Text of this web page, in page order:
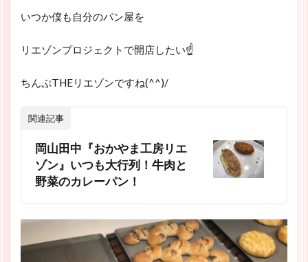
いつか僕も自分のパン屋を
リエゾンプロジェクトで開店したい☝
ちんぷTHEリエゾンですね(^^)/
関連記事
岡山田中『おかやま工房リエ
ゾン』いつも大行列！牛肉と
野菜のカレーパン！